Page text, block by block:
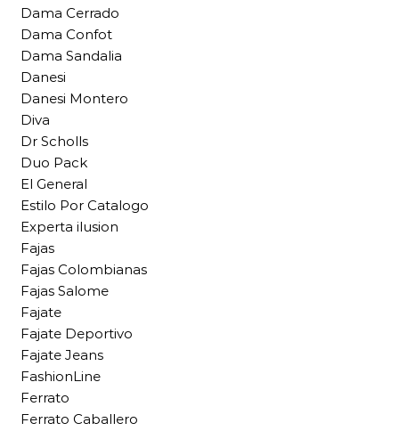
Dama Cerrado
Dama Confot
Dama Sandalia
Danesi
Danesi Montero
Diva
Dr Scholls
Duo Pack
El General
Estilo Por Catalogo
Experta ilusion
Fajas
Fajas Colombianas
Fajas Salome
Fajate
Fajate Deportivo
Fajate Jeans
FashionLine
Ferrato
Ferrato Caballero